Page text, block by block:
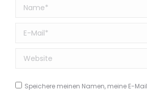
Name *
E-Mail *
Website
Speichere meinen Namen, meine E-